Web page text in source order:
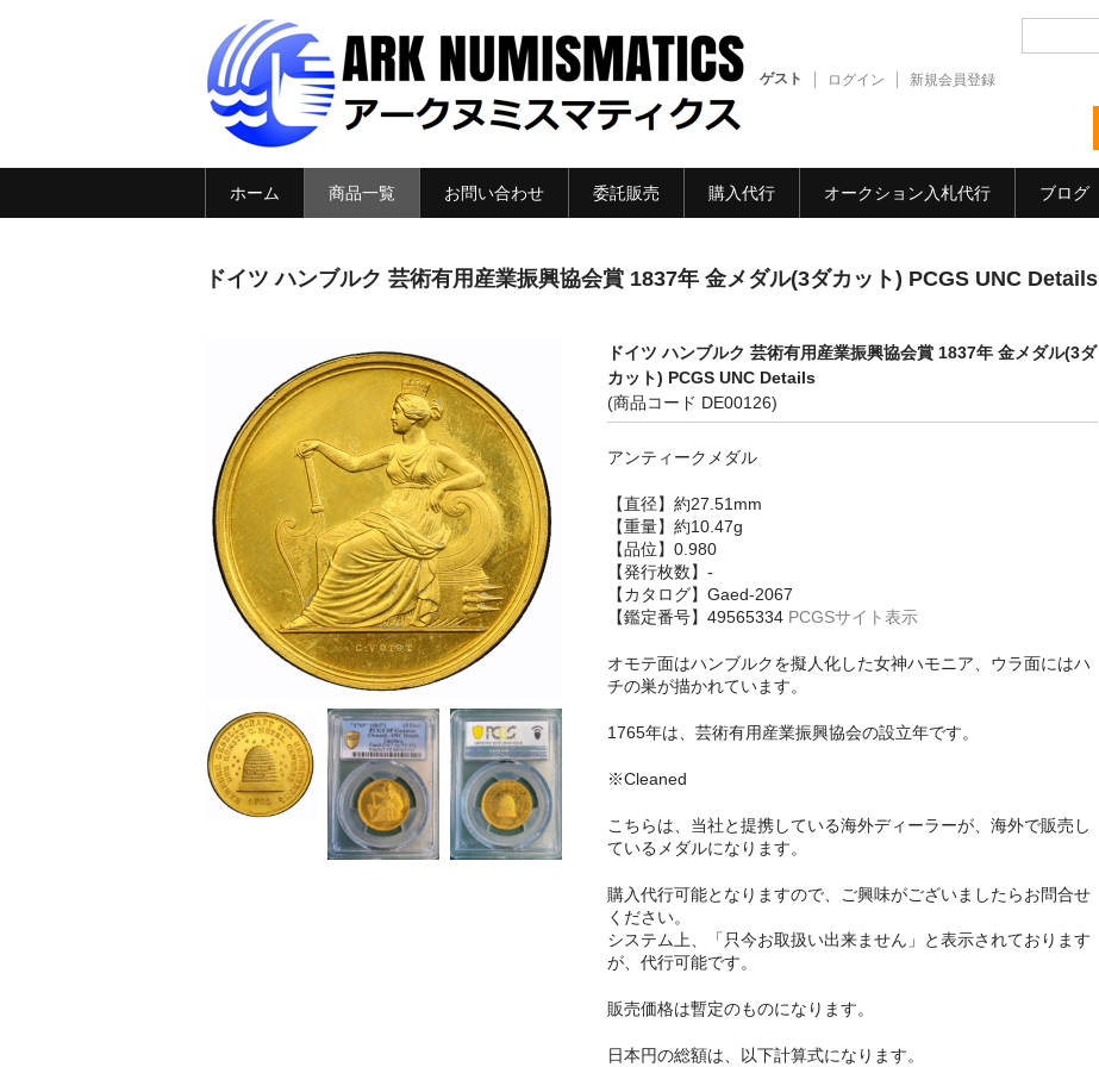
ゲスト ログイン 新規会員登録
ホーム 商品一覧 お問い合わせ 委託販売 購入代行 オークション入札代行 ブログ
ドイツ ハンブルク 芸術有用産業振興協会賞 1837年 金メダル(3ダカット) PCGS UNC Details
ドイツ ハンブルク 芸術有用産業振興協会賞 1837年 金メダル(3ダ
カット) PCGS UNC Details
(商品コード DE00126)
アンティークメダル
【直径】約27.51mm
【重量】約10.47g
【品位】0.980
【発行枚数】-
【カタログ】Gaed-2067
【鑑定番号】49565334 PCGSサイト表示
オモテ面はハンブルクを擬人化した女神ハモニア、ウラ面にはハ
チの巣が描かれています。
1765年は、芸術有用産業振興協会の設立年です。
※Cleaned
こちらは、当社と提携している海外ディーラーが、海外で販売し
ているメダルになります。
購入代行可能となりますので、ご興味がございましたらお問合せ
ください。
システム上、「只今お取扱い出来ません」と表示されております
が、代行可能です。
販売価格は暫定のものになります。
日本円の総額は、以下計算式になります。